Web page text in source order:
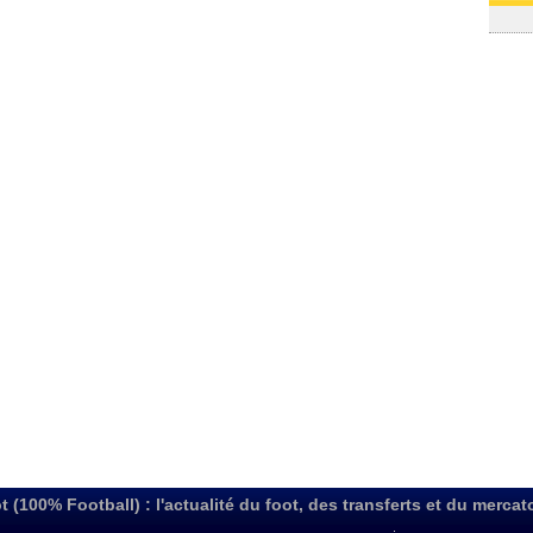
(100% Football) : l'actualité du foot, des transferts et du